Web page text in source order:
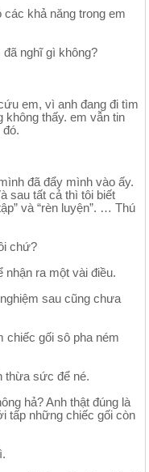
khả năng trong em
nghĩ gì không?
em, vì anh đang đi tìm
thấy. em vẫn tin
đã đẩy mình vào ấy.
sau tất cả thì tôi biết
và “rèn luyện”. … Thú
chứ?
ra một vài điều.
sau cũng chưa
gối sô pha ném
thừa sức để né.
hả? Anh thật đúng là
tấp những chiếc gối còn